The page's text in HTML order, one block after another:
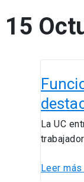
15
La UC
UC
Leer más